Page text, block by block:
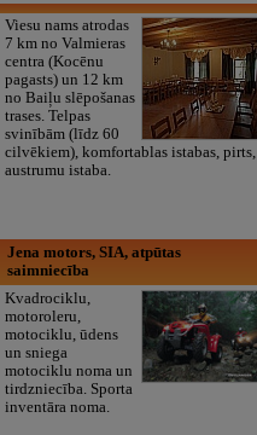
Viesu nams atrodas
7 km no Valmieras
centra (Kocēnu
pagasts) un 12 km
no Baiļu slēpošanas
trases. Telpas
svinībām (līdz 60
cilvēkiem), komfortablas istabas, pirts,
austrumu istaba.
Jena motors, SIA, atpūtas
saimniecība
Kvadrociklu,
motoroleru,
motociklu, ūdens
un sniega
motociklu noma un
tirdzniecība. Sporta
inventāra noma.